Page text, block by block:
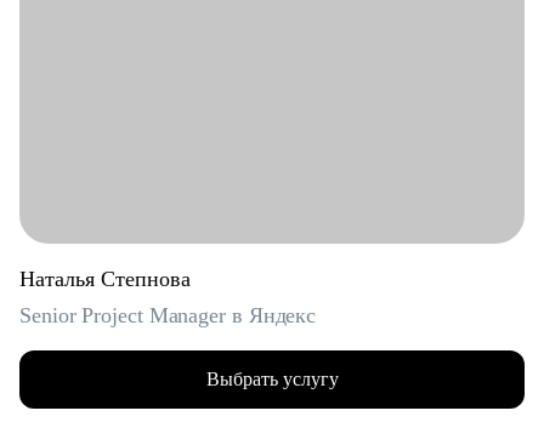
Наталья Степнова
Senior Project Manager в Яндекс
Выбрать услугу